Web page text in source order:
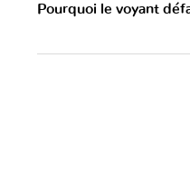
Pourquoi le voyant